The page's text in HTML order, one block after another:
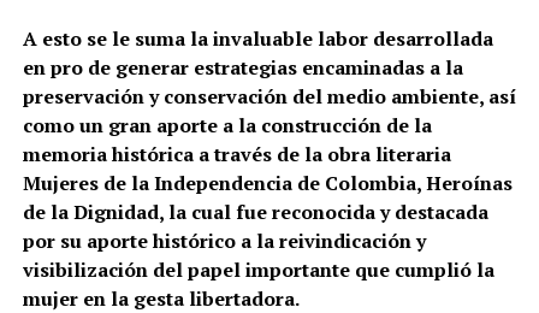
A esto se le suma la invaluable labor desarrollada
en pro de generar estrategias encaminadas a la
preservación y conservación del medio ambiente, así
como un gran aporte a la construcción de la
memoria histórica a través de la obra literaria
Mujeres de la Independencia de Colombia, Heroínas
de la Dignidad, la cual fue reconocida y destacada
por su aporte histórico a la reivindicación y
visibilización del papel importante que cumplió la
mujer en la gesta libertadora.